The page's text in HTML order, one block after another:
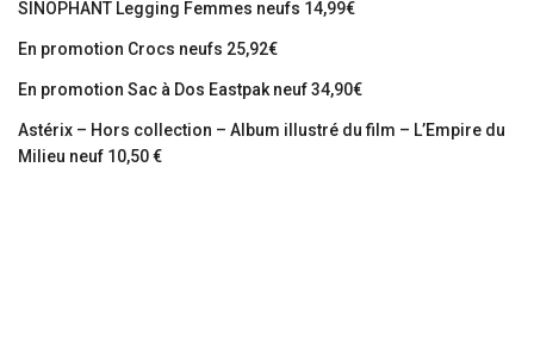
SINOPHANT Legging Femmes neufs 14,99€
En promotion Crocs neufs 25,92€
En promotion Sac à Dos Eastpak neuf 34,90€
Astérix – Hors collection – Album illustré du film – L’Empire du
Milieu neuf 10,50 €